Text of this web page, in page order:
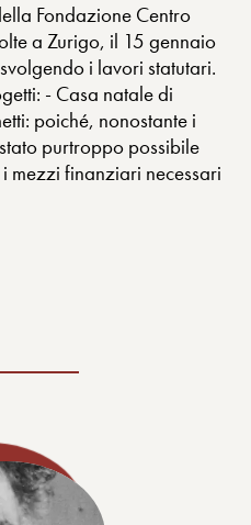
Fondazione Centro
a Zurigo, il 15 gennaio
i lavori statutari.
- Casa natale di
poiché, nonostante i
purtroppo possibile
mezzi finanziari necessari